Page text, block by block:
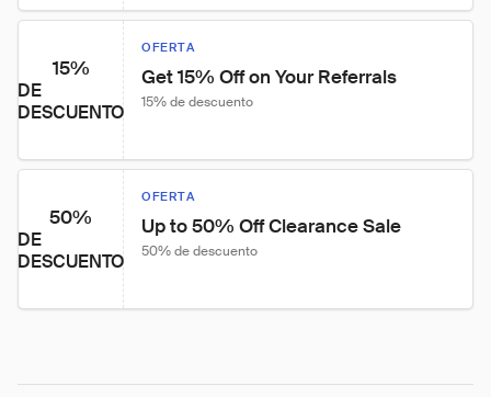
15%
DE
DESCUENTO
OFERTA
Get 15% Off on Your Referrals
15% de descuento
50%
DE
DESCUENTO
OFERTA
Up to 50% Off Clearance Sale
50% de descuento